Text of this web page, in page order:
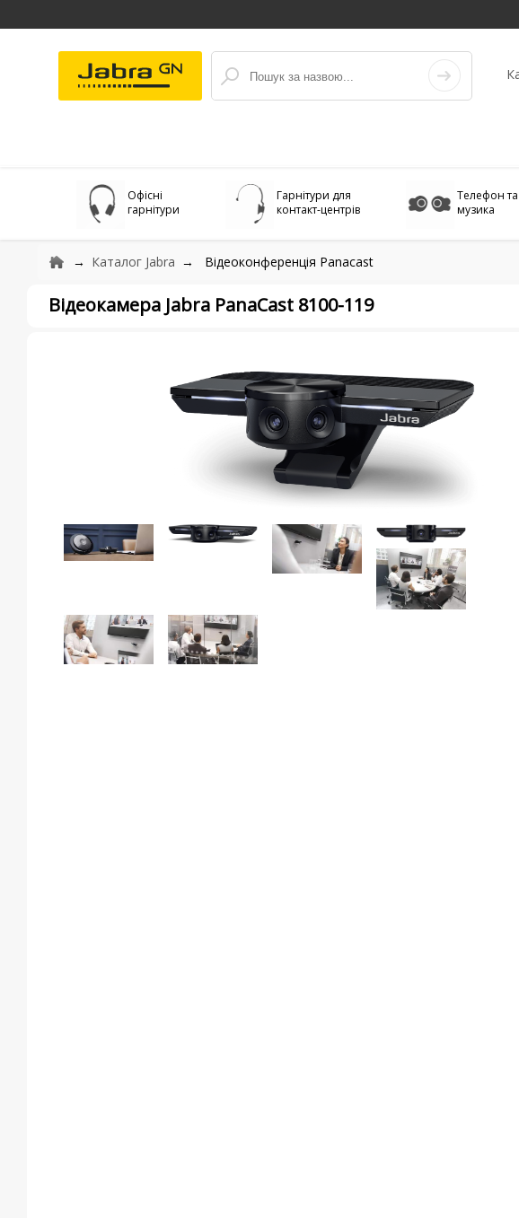
Офісні
гарнітури
Гарнітури для
контакт-центрів
Телефон та
музика
Каталог Jabra Відеоконференція Panacast
Відеокамера Jabra PanaCast 8100-119